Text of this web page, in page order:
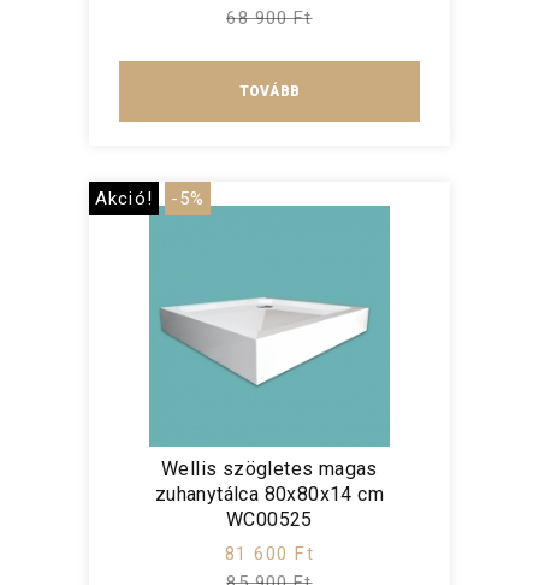
68 900 Ft
TOVÁBB
Akció! -5%
Wellis szögletes magas
zuhanytálca 80x80x14 cm
WC00525
81 600 Ft